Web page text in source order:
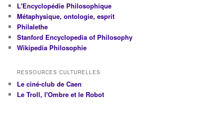
L'Encyclopédie Philosophique
Métaphysique, ontologie, esprit
Philalethe
Stanford Encyclopedia of Philosophy
Wikipedia Philosophie
RESSOURCES CULTURELLES
Le ciné-club de Caen
Le Troll, l'Ombre et le Robot